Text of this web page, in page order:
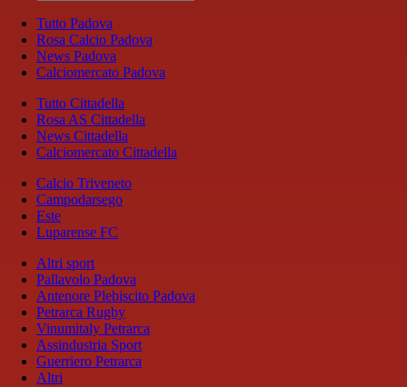
Tutto Padova
Rosa Calcio Padova
News Padova
Calciomercato Padova
Tutto Cittadella
Rosa AS Cittadella
News Cittadella
Calciomercato Cittadella
Calcio Triveneto
Campodarsego
Este
Luparense FC
Altri sport
Pallavolo Padova
Antenore Plebiscito Padova
Petrarca Rugby
Vinumitaly Petrarca
Assindustria Sport
Guerriero Petrarca
Altri